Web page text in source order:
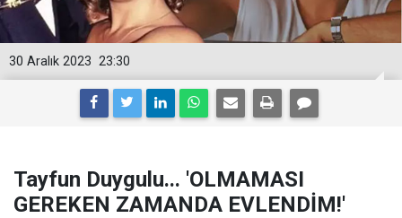
23:30
30 Aralık 2023
Tayfun Duygulu... 'OLMAMASI
GEREKEN ZAMANDA EVLENDİM!'